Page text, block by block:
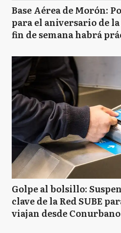
Base Aérea de Morón:
para el aniversario de
fin de semana habrá
Golpe al bolsillo:
clave de la Red SUBE
viajan desde